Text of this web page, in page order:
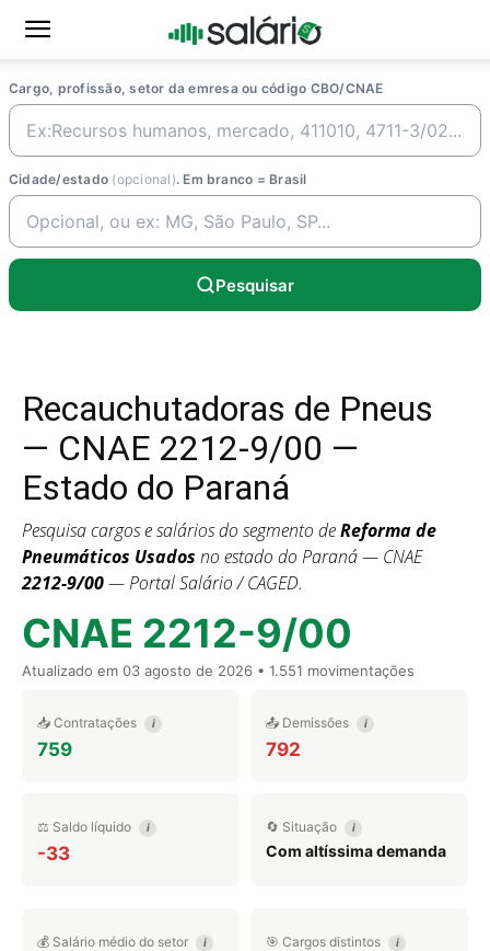
Cargo, profissão, setor da emresa ou código CBO/CNAE
Cidade/estado (opcional). Em branco = Brasil
Pesquisar
Recauchutadoras de Pneus
— CNAE 2212-9/00 —
Estado do Paraná
Pesquisa cargos e salários do segmento deReforma de
Pneumáticos Usados no estado do Paraná — CNAE
2212-9/00— Portal Salário / CAGED.
CNAE 2212-9/00
Atualizado em 03 agosto de 2026 • 1.551 movimentações
📥 Contratações i
759
📤 Demissões i
792
⚖️ Saldo líquido i
-33
🔄 Situação i
Com altíssima demanda
💰 Salário médio do setor i 🎯 Cargos distintos i